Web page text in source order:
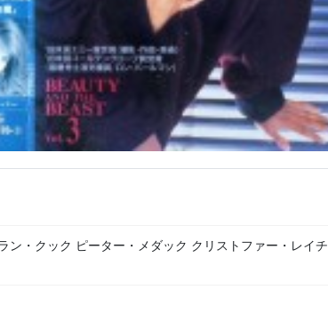
ン・クック ピーター・メダック クリストファー・レイチ